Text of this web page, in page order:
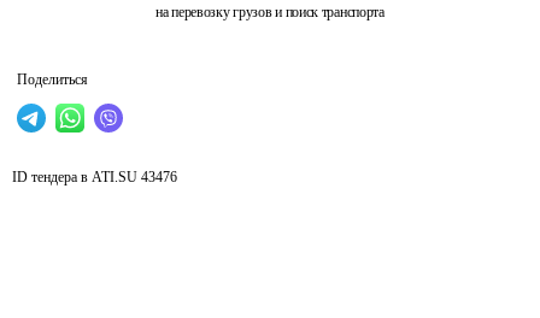
на перевозку грузов и поиск транспорта
Поделиться
ID тендера в ATI.SU 43476